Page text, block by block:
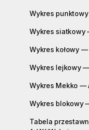
Wykres
Wykres siatkowy
Wykres kołowy
Wykres lejkowy
Wykres Mekko —
Wykres blokowy
Tabela